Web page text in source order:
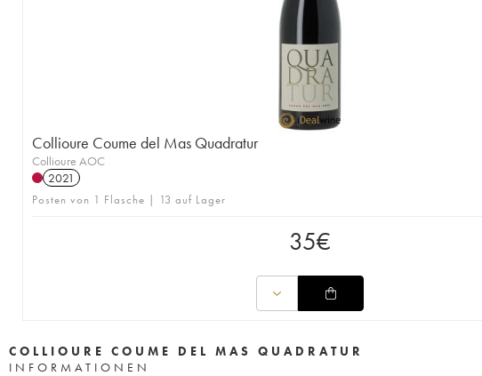
Collioure Coume del Mas Quadratur
Collioure AOC
2021
Posten von 1 Flasche | 13 auf Lager
35€
COLLIOURE COUME DEL MAS QUADRATUR
INFORMATIONEN